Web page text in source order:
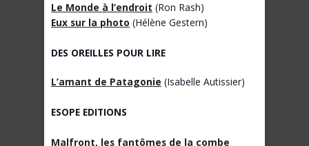
Le Monde à l’endroit (Ron Rash)
Eux sur la photo (Hélène Gestern)
DES OREILLES POUR LIRE
L’amant de Patagonie (Isabelle Autissier)
ESOPE EDITIONS
Malfront, les fantômes de la combe